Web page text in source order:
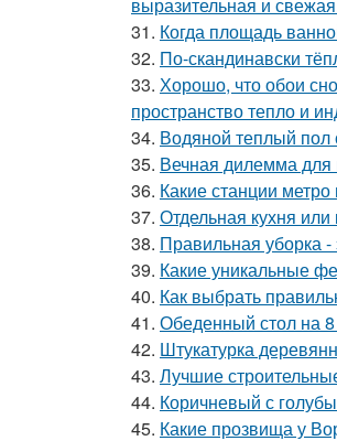
31. Когда площадь
32. По-скандинавски
33. Хорошо, что обои
пространство тепло и
34. Водяной теплый пол
35. Вечная дилемма для
36. Какие станции
37. Отдельная кухня или
38. Правильная уборка -
39. Какие уникальные
40. Как выбрать
41. Обеденный стол на
42. Штукатурка
43. Лучшие
44. Коричневый с
45. Какие прозвища у